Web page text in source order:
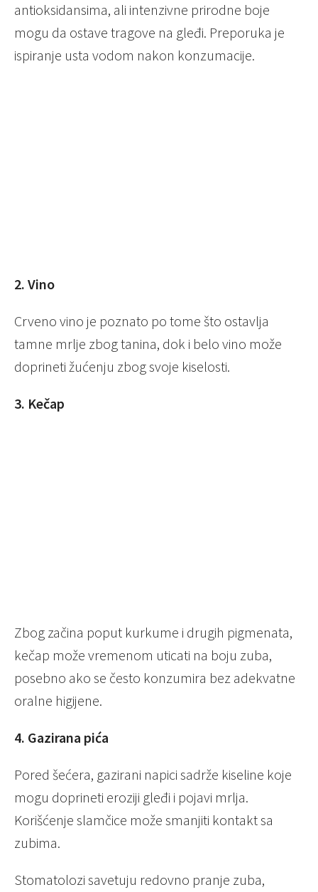
antioksidansima, ali intenzivne prirodne boje
mogu da ostave tragove na gleđi. Preporuka je
ispiranje usta vodom nakon konzumacije.
2. Vino
Crveno vino je poznato po tome što ostavlja
tamne mrlje zbog tanina, dok i belo vino može
doprineti žućenju zbog svoje kiselosti.
3. Kečap
Zbog začina poput kurkume i drugih pigmenata,
kečap može vremenom uticati na boju zuba,
posebno ako se često konzumira bez adekvatne
oralne higijene.
4. Gazirana pića
Pored šećera, gazirani napici sadrže kiseline koje
mogu doprineti eroziji gleđi i pojavi mrlja.
Korišćenje slamčice može smanjiti kontakt sa
zubima.
Stomatolozi savetuju redovno pranje zuba,